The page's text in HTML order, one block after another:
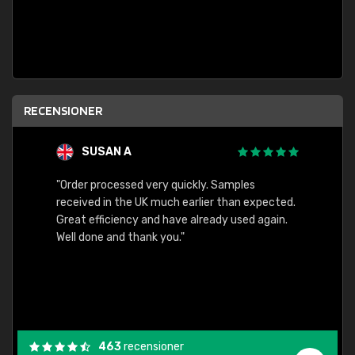
RECENSIONER
SUSAN A
"Order processed very quickly. Samples
received in the UK much earlier than expected.
Great efficiency and have already used again.
Well done and thank you."
463recensioner